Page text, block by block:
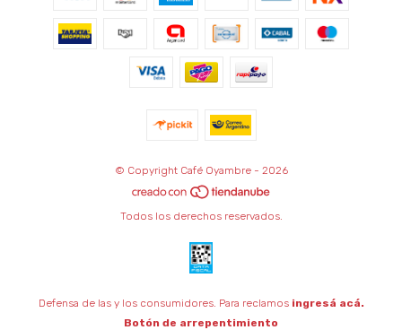
© Copyright Café Oyambre - 2026
Todos los derechos reservados.
Defensa de las y los consumidores. Para reclamos ingresá acá.
Botón de arrepentimiento